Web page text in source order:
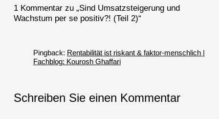
1 Kommentar zu „Sind Umsatzsteigerung und
Wachstum per se positiv?! (Teil 2)“
Pingback: Rentabilität ist riskant & faktor-menschlich |
Fachblog: Kourosh Ghaffari
Schreiben Sie einen Kommentar